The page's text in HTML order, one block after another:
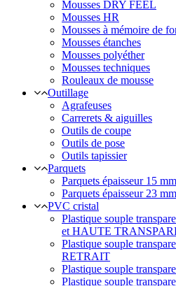
Mousses DRY FEEL
Mousses HR
Mousses à mémoire de
Mousses étanches
Mousses polyéther
Mousses techniques
Rouleaux de mousse
Outillage
Agrafeuses
Carrerets & aiguilles
Outils de coupe
Outils de pose
Outils tapissier
Parquets
Parquets épaisseur 15 mm
Parquets épaisseur 23 mm
PVC cristal
Plastique souple
et HAUTE
Plastique souple
RETRAIT
Plastique souple
Plastique souple